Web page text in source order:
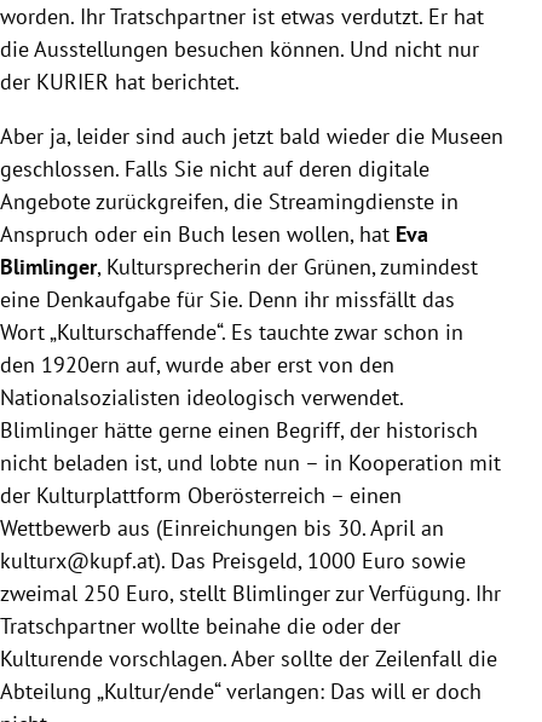
worden. Ihr Tratschpartner ist etwas verdutzt. Er hat
die Ausstellungen besuchen können. Und nicht nur
der KURIER hat berichtet.
Aber ja, leider sind auch jetzt bald wieder die Museen
geschlossen. Falls Sie nicht auf deren digitale
Angebote zurückgreifen, die Streamingdienste in
Anspruch oder ein Buch lesen wollen, hat Eva
Blimlinger, Kultursprecherin der Grünen, zumindest
eine Denkaufgabe für Sie. Denn ihr missfällt das
Wort „Kulturschaffende“. Es tauchte zwar schon in
den 1920ern auf, wurde aber erst von den
Nationalsozialisten ideologisch verwendet.
Blimlinger hätte gerne einen Begriff, der historisch
nicht beladen ist, und lobte nun – in Kooperation mit
der Kulturplattform Oberösterreich – einen
Wettbewerb aus (Einreichungen bis 30. April an
kulturx@kupf.at). Das Preisgeld, 1000 Euro sowie
zweimal 250 Euro, stellt Blimlinger zur Verfügung. Ihr
Tratschpartner wollte beinahe die oder der
Kulturende vorschlagen. Aber sollte der Zeilenfall die
Abteilung „Kultur/ende“ verlangen: Das will er doch